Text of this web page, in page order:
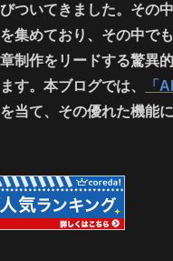
ついてきました。その
集めており、その中で
制作をリードする驚異
す。本ブログでは、
「
当て、その優れた機能